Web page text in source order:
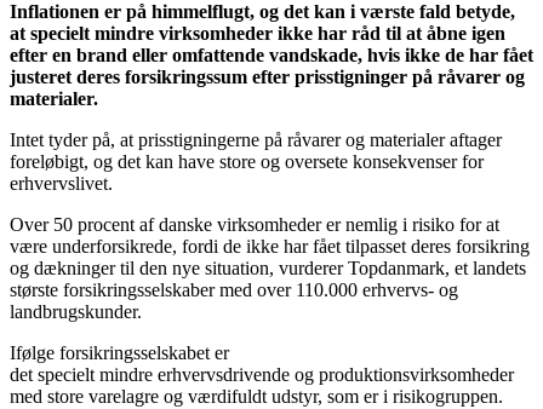
Inflationen er på himmelflugt, og det kan i værste fald betyde,
at specielt mindre virksomheder ikke har råd til at åbne igen
efter en brand eller omfattende vandskade, hvis ikke de har fået
justeret deres forsikringssum efter prisstigninger på råvarer og
materialer.
Intet tyder på, at prisstigningerne på råvarer og materialer aftager
foreløbigt, og det kan have store og oversete konsekvenser for
erhvervslivet.
Over 50 procent af danske virksomheder er nemlig i risiko for at
være underforsikrede, fordi de ikke har fået tilpasset deres forsikring
og dækninger til den nye situation, vurderer Topdanmark, et landets
største forsikringsselskaber med over 110.000 erhvervs- og
landbrugskunder.
Ifølge forsikringsselskabet er
det specielt mindre erhvervsdrivende og produktionsvirksomheder
med store varelagre og værdifuldt udstyr, som er i risikogruppen.